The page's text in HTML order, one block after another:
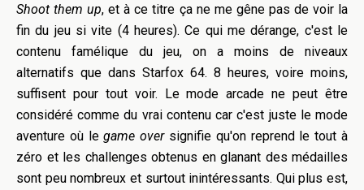
Shoot them up, et à ce titre ça ne me gêne pas de voir la
fin du jeu si vite (4 heures). Ce qui me dérange, c'est le
contenu famélique du jeu, on a moins de niveaux
alternatifs que dans Starfox 64. 8 heures, voire moins,
suffisent pour tout voir. Le mode arcade ne peut être
considéré comme du vrai contenu car c'est juste le mode
aventure où legame oversignifie qu'on reprend le tout à
zéro et les challenges obtenus en glanant des médailles
sont peu nombreux et surtout inintéressants. Qui plus est,